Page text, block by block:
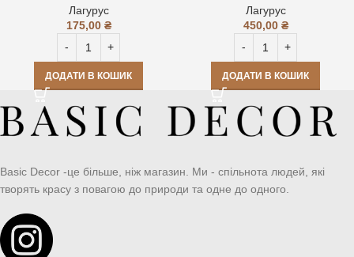
Лагурус
175,00 ₴
ДОДАТИ В КОШИК
Лагурус
450,00 ₴
ДОДАТИ В КОШИК
Basic Decor -це більше, ніж магазин. Ми - спільнота людей, які
творять красу з повагою до природи та одне до одного.